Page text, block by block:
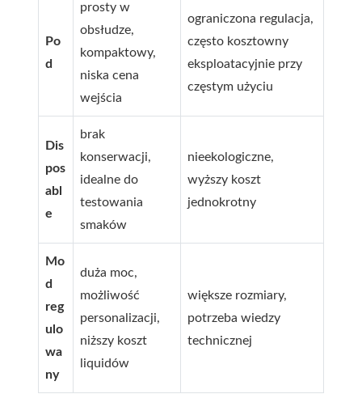
Po
d
prosty w
obsłudze,
kompaktowy,
niska cena
wejścia
ograniczona regulacja,
często kosztowny
eksploatacyjnie przy
częstym użyciu
Dis
pos
abl
e
brak
konserwacji,
idealne do
testowania
smaków
nieekologiczne,
wyższy koszt
jednokrotny
Mo
d
reg
ulo
wa
ny
duża moc,
możliwość
personalizacji,
niższy koszt
liquidów
większe rozmiary,
potrzeba wiedzy
technicznej